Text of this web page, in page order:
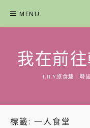
content
MENU
我在前
LILY旅食趣｜韓
標籤: 一人食堂